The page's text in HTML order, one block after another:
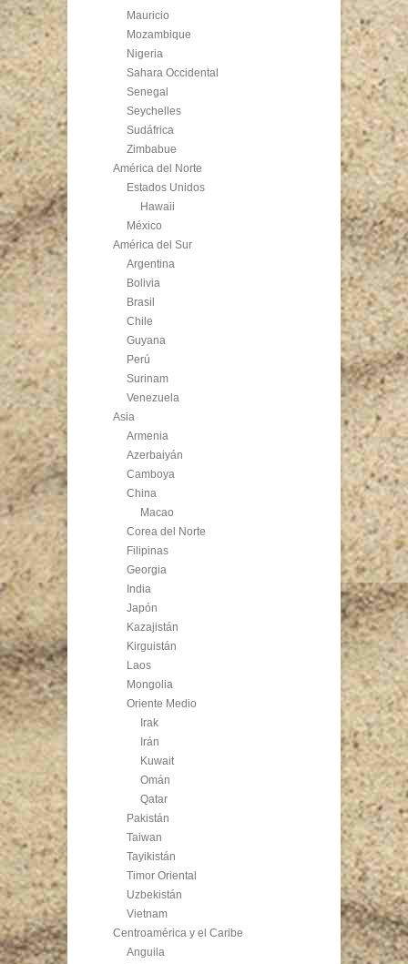
Mauricio
Mozambique
Nigeria
Sahara Occidental
Senegal
Seychelles
Sudáfrica
Zimbabue
América del Norte
Estados Unidos
Hawaii
México
América del Sur
Argentina
Bolivia
Brasil
Chile
Guyana
Perú
Surinam
Venezuela
Asia
Armenia
Azerbaiyán
Camboya
China
Macao
Corea del Norte
Filipinas
Georgia
India
Japón
Kazajistán
Kirguistán
Laos
Mongolia
Oriente Medio
Irak
Irán
Kuwait
Omán
Qatar
Pakistán
Taiwan
Tayikistán
Timor Oriental
Uzbekistán
Vietnam
Centroamérica y el Caribe
Anguila